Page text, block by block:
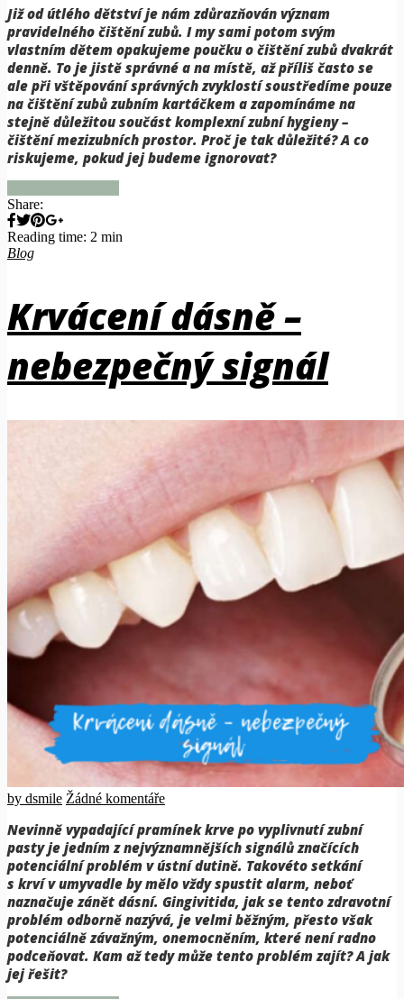
Již od útlého dětství je nám zdůrazňován význam
pravidelného čištění zubů. I my sami potom svým
vlastním dětem opakujeme poučku o čištění zubů dvakrát
denně. To je jistě správné a na místě, až příliš často se
ale při vštěpování správných zvyklostí soustředíme pouze
na čištění zubů zubním kartáčkem a zapomínáme na
stejně důležitou součást komplexní zubní hygieny –
čištění mezizubních prostor. Proč je tak důležité? A co
riskujeme, pokud jej budeme ignorovat?
Share:
Reading time: 2 min
Blog
Krvácení dásně –
nebezpečný signál
by dsmile Žádné komentáře
Nevinně vypadající pramínek krve po vyplivnutí zubní
pasty je jedním z nejvýznamnějších signálů značících
potenciální problém v ústní dutině. Takovéto setkání
s krví v umyvadle by mělo vždy spustit alarm, neboť
naznačuje zánět dásní. Gingivitida, jak se tento zdravotní
problém odborně nazývá, je velmi běžným, přesto však
potenciálně závažným, onemocněním, které není radno
podceňovat. Kam až tedy může tento problém zajít? A jak
jej řešit?